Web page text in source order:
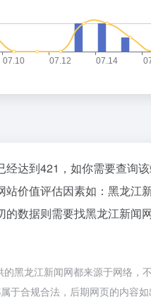
经达到421，如你需要查询
站价值评估因素如：黑龙
的数据则需要找黑龙江新闻
黑龙江新闻网都来源于网络
于合规合法，后期网页的内容